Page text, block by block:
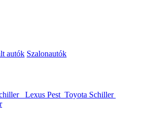
autók Szalonautók
Lexus Pest Toyota Schiller